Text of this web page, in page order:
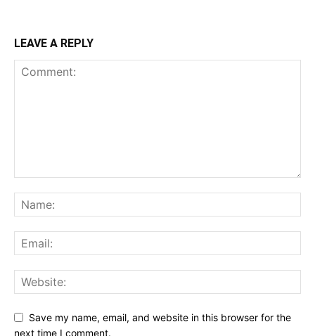
LEAVE A REPLY
Save my name, email, and website in this browser for the
next time I comment.